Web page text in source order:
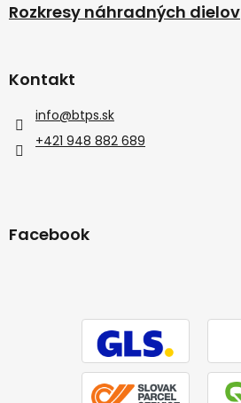
Rozkresy náhradných dielov
Kontakt
info@btps.sk
+421 948 882 689
Facebook